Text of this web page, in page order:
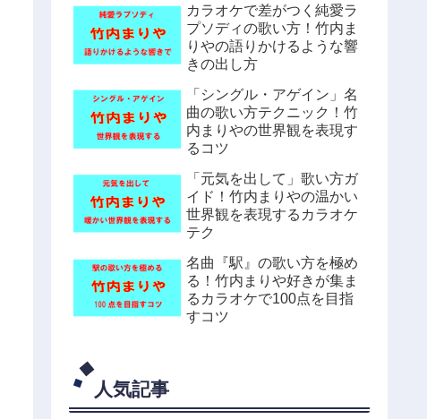
カラオケで差がつく純愛ラ
プソディの歌い方！竹内ま
りやの語りかけるような響
きの出し方
「シングル・アゲイン」名
曲の歌い方テクニック！竹
内まりやの世界観を表現す
るコツ
「元気を出して」歌い方ガ
イド！竹内まりやの温かい
世界観を表現するカラオケ
テク
名曲『駅』の歌い方を極め
る！竹内まりや好きが集ま
るカラオケで100点を目指
すコツ
人気記事